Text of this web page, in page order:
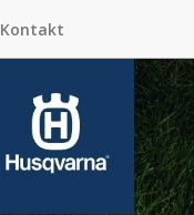
Kontakt